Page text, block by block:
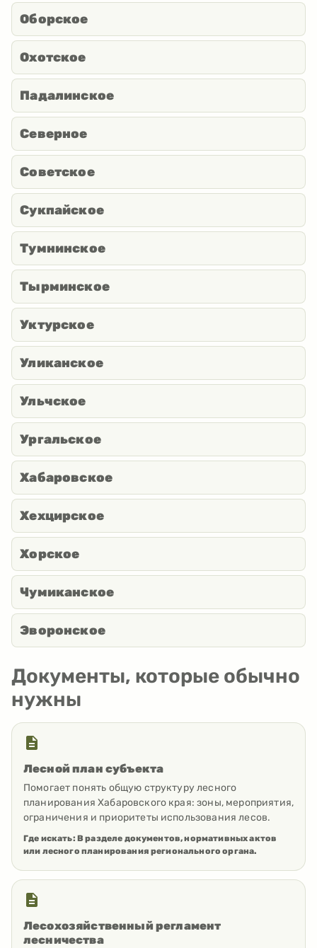
Оборское
Охотское
Падалинское
Северное
Советское
Сукпайское
Тумнинское
Тырминское
Уктурское
Уликанское
Ульчское
Ургальское
Хабаровское
Хехцирское
Хорское
Чумиканское
Эворонское
Документы, которые обычно
нужны
Лесной план субъекта
Помогает понять общую структуру лесного
планирования Хабаровского края: зоны, мероприятия,
ограничения и приоритеты использования лесов.
Где искать: В разделе документов, нормативных актов
или лесного планирования регионального органа.
Лесохозяйственный регламент
лесничества